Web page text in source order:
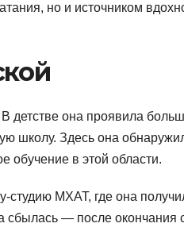
но и источником
детстве она проявила
школу. Здесь она
обучение в этой области.
студию МХАТ, где она
сбылась — после окончания